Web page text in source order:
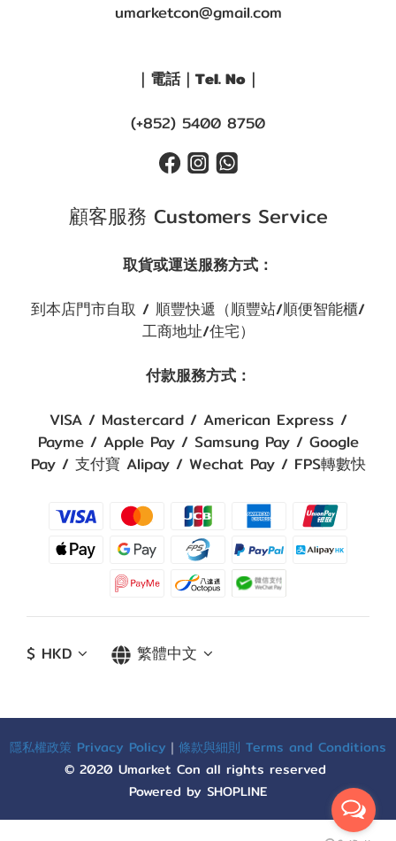
umarketcon@gmail.com
｜電話｜Tel. No｜
(+852) 5400 8750
顧客服務 Customers Service
取貨或運送服務方式：
到本店門市自取 / 順豐快遞（順豐站/順便智能櫃/
工商地址/住宅）
付款服務方式：
VISA / Mastercard / American Express /
Payme / Apple Pay / Samsung Pay / Google
Pay / 支付寶 Alipay / Wechat Pay / FPS轉數快
$ HKD 繁體中文
隱私權政策 Privacy Policy ｜ 條款與細則 Terms and Conditions
© 2020 Umarket Con all rights reserved
Powered by SHOPLINE